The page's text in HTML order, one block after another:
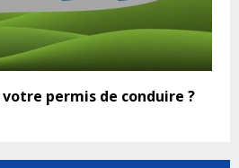
permis de conduire ?